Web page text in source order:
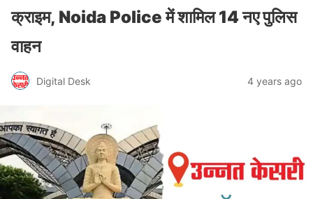
क्राइम, Noida Police में शामिल 14 नए पुलिस
वाहन
Digital Desk 4 years ago